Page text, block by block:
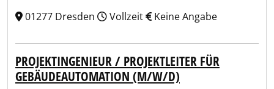
01277 Dresden
Vollzeit Keine Angabe
PROJEKTINGENIEUR / PROJEKTLEITER FÜR
GEBÄUDEAUTOMATION (M/W/D)